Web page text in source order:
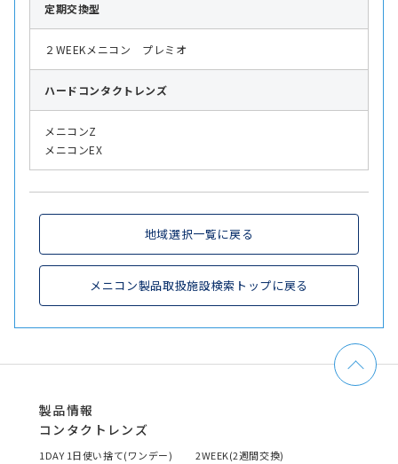
定期交換型
２WEEKメニコン プレミオ
ハード コンタクトレンズ
メニコンZ
メニコンEX
地域選択一覧に戻る
メニコン製品取扱施設検索トップに戻る
製品情報
コンタクトレンズ
1DAY 1日使い捨て(ワンデー)
2WEEK(2週間交換)